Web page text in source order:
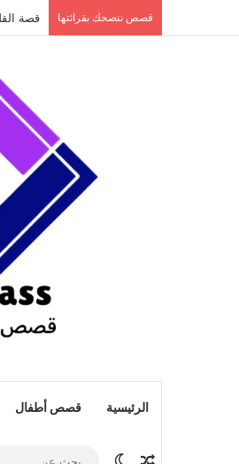
قصص ننصحك بقرائتها قصة
الرئيسية قصص أطفال
مقال عشوائي
الوضع المظلم